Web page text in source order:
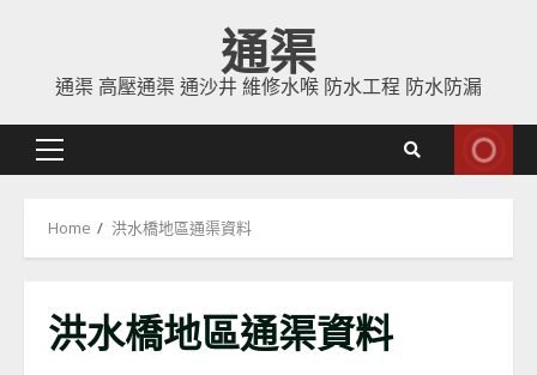
content
通渠
通渠 高壓通渠 通沙井 維修水喉 防水工程 防水防漏
Primary
Home 洪水橋地區通渠資料
洪水橋地區通渠資料